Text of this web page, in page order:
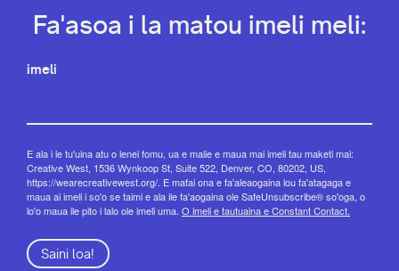
Fa'asoa i la matou imeli meli:
imeli
E ala i le tu'uina atu o lenei fomu, ua e malie e maua mai imeli tau maketi mai:
Creative West, 1536 Wynkoop St, Suite 522, Denver, CO, 80202, US,
https://wearecreativewest.org/. E mafai ona e fa'aleaogaina lou fa'atagaga e
maua ai imeli i so'o se taimi e ala ile fa'aogaina ole SafeUnsubscribe® so'oga, o
lo'o maua ile pito i lalo ole imeli uma. O imeli e tautuaina e Constant Contact.
Saini loa!